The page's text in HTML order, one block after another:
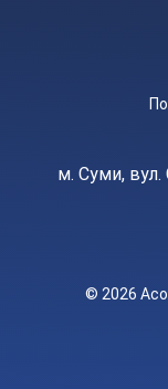
м. Суми, вул.
© 2026